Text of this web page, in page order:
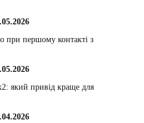
при першому контакті з
який привід краще для